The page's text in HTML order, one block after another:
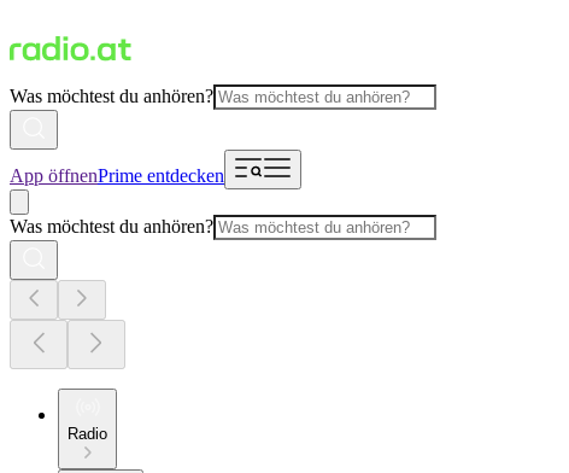
Was möchtest du anhören?
App öffnenPrime entdecken
Was möchtest du anhören?
Radio